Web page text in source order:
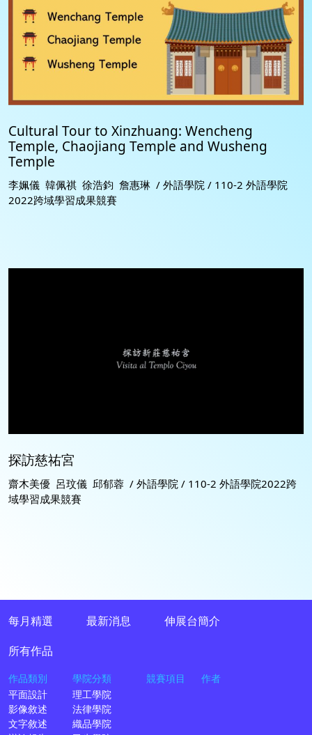
Cultural Tour to Xinzhuang: Wencheng
Temple, Chaojiang Temple and Wusheng
Temple
李姵儀 韓佩祺 徐浩鈞 詹惠琳 / 外語學院 / 110-2 外語學院
2022跨域學習成果競賽
探訪慈祐宮
齋木美優 呂玟儀 邱郁蓉 / 外語學院 / 110-2 外語學院2022跨
域學習成果競賽
每月精選
所有作品
作品類別
平面設計
影像敘述
文字敘述
學院分類
理工學院
法律學院
織品學院
競賽項目 作者
最新消息 伸展台簡介